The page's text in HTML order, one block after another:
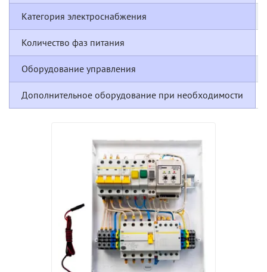
Категория электроснабжения
Количество фаз питания
Оборудование управления
Дополнительное оборудование при необходимости